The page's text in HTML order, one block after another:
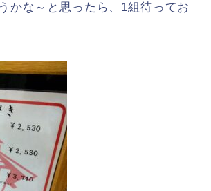
かな～と思ったら、1組待ってお